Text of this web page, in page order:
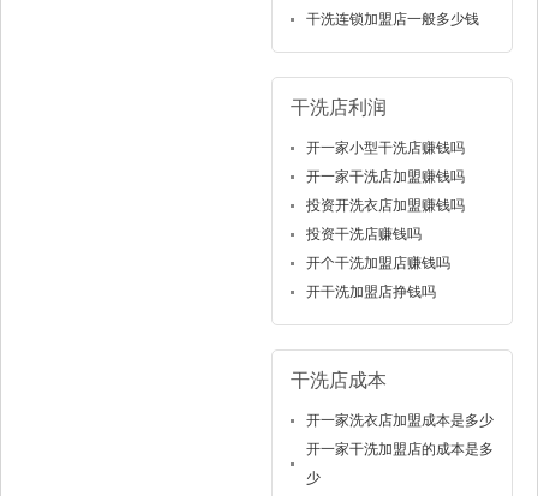
干洗连锁加盟店一般多少钱
干洗店利润
开一家小型干洗店赚钱吗
开一家干洗店加盟赚钱吗
投资开洗衣店加盟赚钱吗
投资干洗店赚钱吗
开个干洗加盟店赚钱吗
开干洗加盟店挣钱吗
干洗店成本
开一家洗衣店加盟成本是多少
开一家干洗加盟店的成本是多
少